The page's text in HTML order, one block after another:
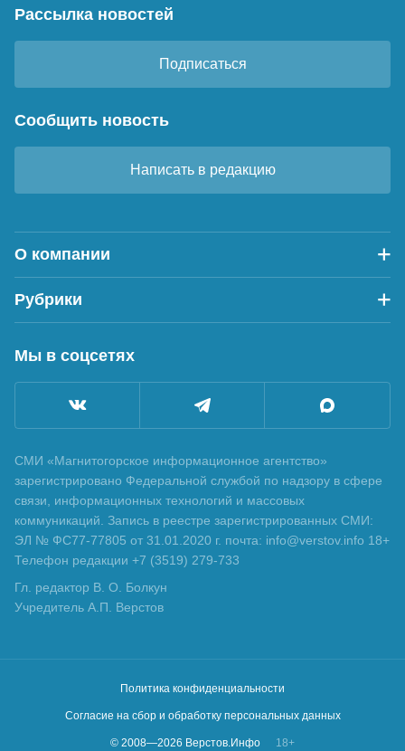
Рассылка новостей
Подписаться
Сообщить новость
Написать в редакцию
О компании
Рубрики
Мы в соцсетях
СМИ «Магнитогорское информационное агентство»
зарегистрировано Федеральной службой по надзору в сфере
связи, информационных технологий и массовых
коммуникаций. Запись в реестре зарегистрированных СМИ:
ЭЛ № ФС77-77805 от 31.01.2020 г. почта: info@verstov.info 18+
Телефон редакции +7 (3519) 279-733
Гл. редактор В. О. Болкун
Учредитель А.П. Верстов
Политика конфиденциальности
Согласие на сбор и обработку персональных данных
© 2008—2026 Верстов.Инфо 18+